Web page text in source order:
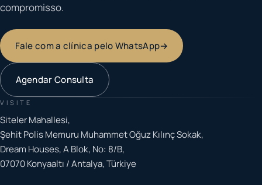
compromisso.
Fale com a clínica pelo WhatsApp→
Agendar Consulta
VISITE
Siteler Mahallesi,
Şehit Polis Memuru Muhammet Oğuz Kılınç Sokak,
Dream Houses, A Blok, No: 8/B,
07070 Konyaaltı / Antalya, Türkiye